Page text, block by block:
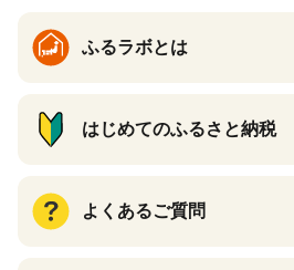
ふるラボとは
はじめてのふるさと納税
よくあるご質問